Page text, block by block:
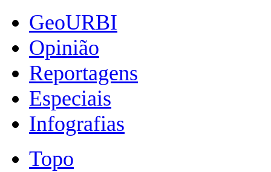
GeoURBI
Opinião
Reportagens
Especiais
Infografias
Topo